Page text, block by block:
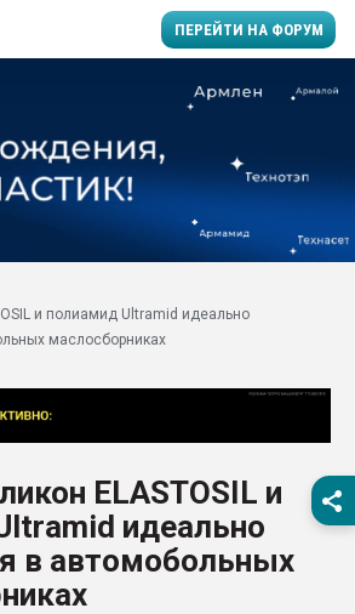
ПЕРЕЙТИ НА ФОРУМ
Вакуум-формовочные
28.07.2026
Всё, что касается
вакуумного
Продам отходы
поликарбоната и АБС-
Armaloy PC/ABS-1IM
и полиамид Ultramid идеально
маслосборниках
ELASTOSIL и
идеально
в автомобольных